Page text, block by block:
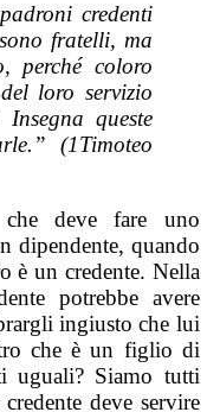
credenti
fratelli, ma
perché coloro
loro servizio
queste
(1Timoteo
deve fare uno
dipendente, quando
è un credente. Nella
potrebbe avere
ingiusto che lui
che è un figlio di
uguali? Siamo tutti
deve servire